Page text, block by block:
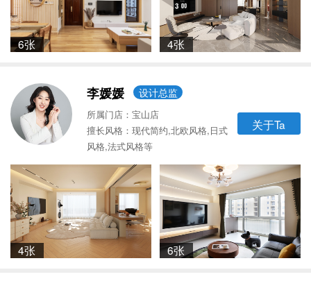
6张 4张
李媛媛 设计总监
所属门店：宝山店
擅长风格：现代简约,北欧风格,日式
风格,法式风格等
关于Ta
4张 6张